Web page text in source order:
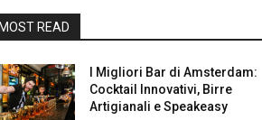
READ
I Migliori Bar di Amsterdam:
Cocktail Innovativi, Birre
Artigianali e Speakeasy